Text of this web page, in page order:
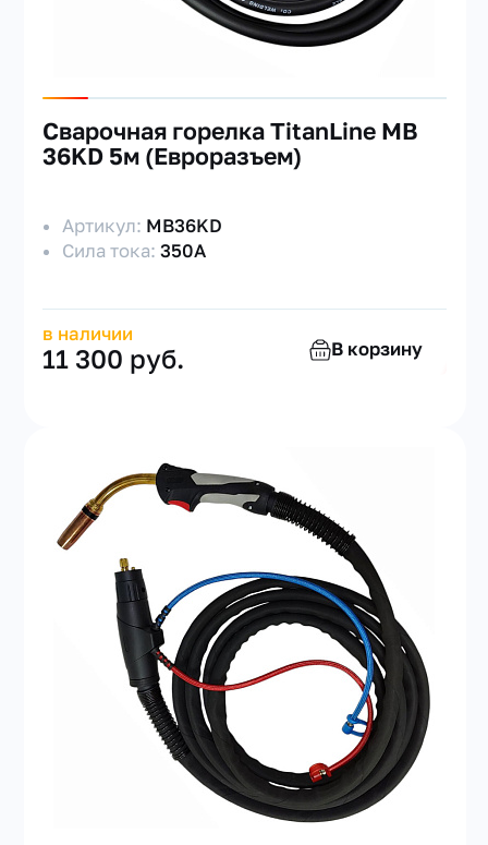
Сварочная горелка TitanLine MB
36KD 5м (Евроразъем)
Артикул: MB36KD
Сила тока:350А
в наличии
11 300 руб. В корзину